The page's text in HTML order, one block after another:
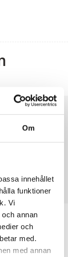
Om
innehållet
funktioner
Vi
annan
och
med.
med annan
Boka